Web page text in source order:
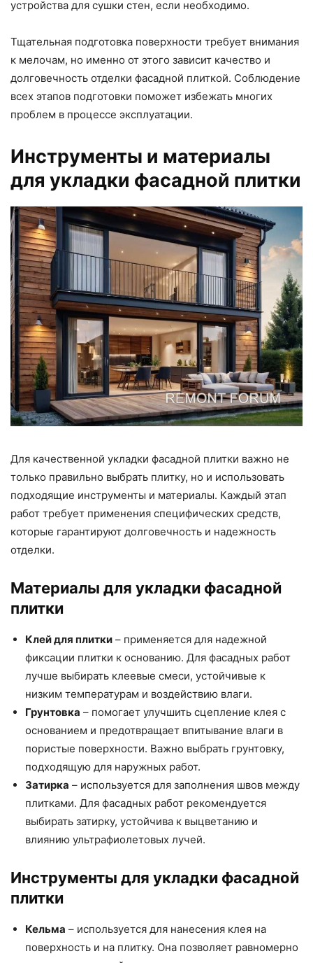
устройства для сушки стен, если необходимо.
Тщательная подготовка поверхности требует внимания
к мелочам, но именно от этого зависит качество и
долговечность отделки фасадной плиткой. Соблюдение
всех этапов подготовки поможет избежать многих
проблем в процессе эксплуатации.
Инструменты и материалы
для укладки фасадной плитки
Для качественной укладки фасадной плитки важно не
только правильно выбрать плитку, но и использовать
подходящие инструменты и материалы. Каждый этап
работ требует применения специфических средств,
которые гарантируют долговечность и надежность
отделки.
Материалы для укладки фасадной
плитки
Клей для плитки – применяется для надежной
фиксации плитки к основанию. Для фасадных работ
лучше выбирать клеевые смеси, устойчивые к
низким температурам и воздействию влаги.
Грунтовка – помогает улучшить сцепление клея с
основанием и предотвращает впитывание влаги в
пористые поверхности. Важно выбрать грунтовку,
подходящую для наружных работ.
Затирка – используется для заполнения швов между
плитками. Для фасадных работ рекомендуется
выбирать затирку, устойчива к выцветанию и
влиянию ультрафиолетовых лучей.
Инструменты для укладки фасадной
плитки
Кельма – используется для нанесения клея на
поверхность и на плитку. Она позволяет равномерно